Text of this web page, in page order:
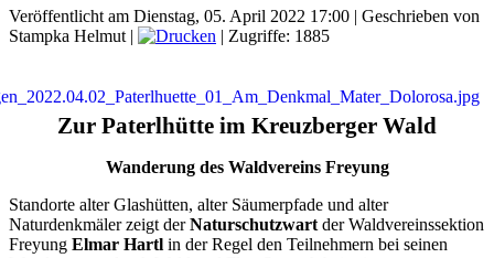
Veröffentlicht am Dienstag, 05. April 2022 17:00 | Geschrieben von
Stampka Helmut | | Zugriffe: 1885
Zur Paterlhütte im Kreuzberger Wald
Wanderung des Waldvereins Freyung
Standorte alter Glashütten, alter Säumerpfade und alter
Naturdenkmäler zeigt derNaturschutzwart der Waldvereinssektion
Freyung Elmar Hartl in der Regel den Teilnehmern bei seinen